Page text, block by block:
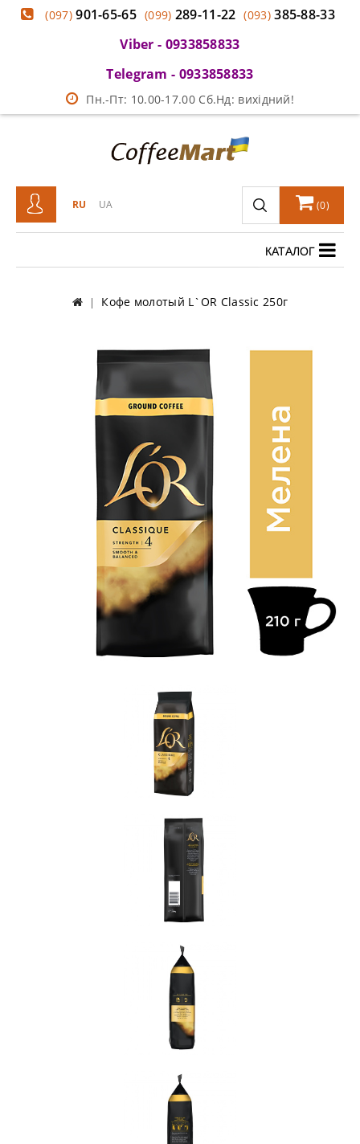
(097)901-65-65 (099) 289-11-22 (093)385-88-33
Viber - 0933858833
Telegram - 0933858833
Пн.-Пт: 10.00-17.00 Сб.Нд: вихідний!
RU UA (0)
КАТАЛОГ
Кофе молотый L`OR Classic 250г